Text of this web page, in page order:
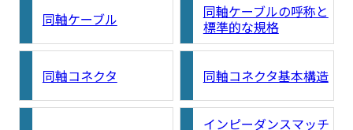
同軸ケーブル
同軸ケーブルの呼称と
標準的な規格
同軸コネクタ 同軸コネクタ基本構造
インピーダンスマッチ